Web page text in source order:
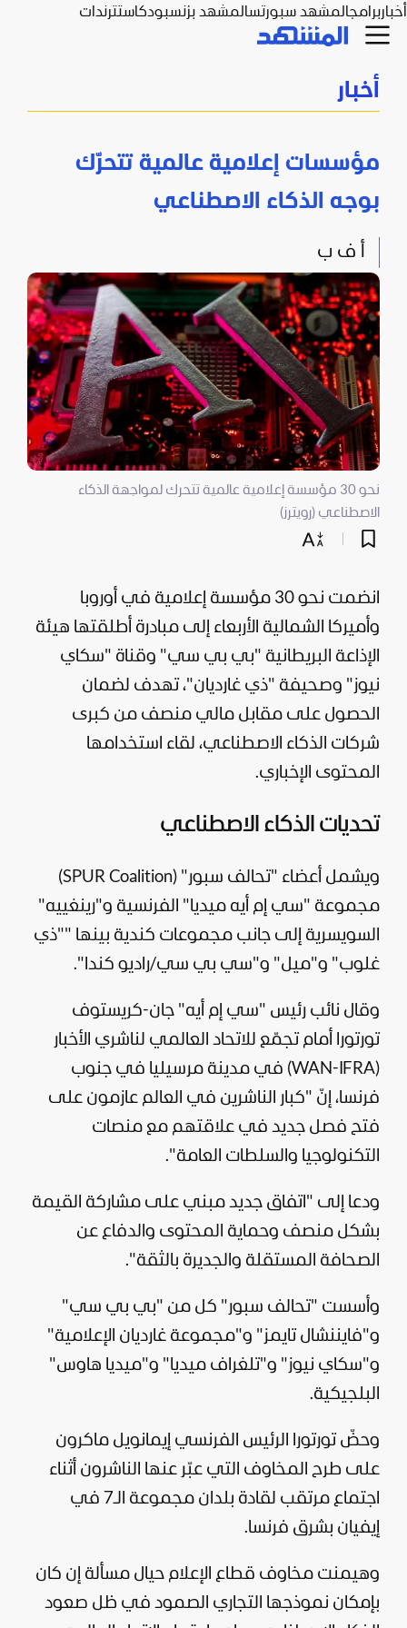
أخباربرامجالمشهد سبورتسالمشهد بزنسبودكاستترندات
أخبار
مؤسسات إعلامية عالمية تتحرّك
بوجه الذكاء الاصطناعي
أ ف ب
نحو 30 مؤسسة إعلامية عالمية تتحرك لمواجهة الذكاء
الاصطناعي (رويترز)
انضمت نحو 30 مؤسسة إعلامية في أوروبا
وأميركا الشمالية الأربعاء إلى مبادرة أطلقتها هيئة
الإذاعة البريطانية "بي بي سي" وقناة "سكاي
نيوز" وصحيفة "ذي غارديان"، تهدف لضمان
الحصول على مقابل مالي منصف من كبرى
شركات الذكاء الاصطناعي، لقاء استخدامها
المحتوى الإخباري.
تحديات الذكاء الاصطناعي
ويشمل أعضاء "تحالف سبور" (SPUR Coalition)
مجموعة "سي إم أيه ميديا" الفرنسية و"رينغييه"
السويسرية إلى جانب مجموعات كندية بينها ""ذي
غلوب" و"ميل" و"سي بي سي/راديو كندا".
وقال نائب رئيس "سي إم أيه" جان-كريستوف
تورتورا أمام تجمّع للاتحاد العالمي لناشري الأخبار
(WAN-IFRA) في مدينة مرسيليا في جنوب
فرنسا، إنّ "كبار الناشرين في العالم عازمون على
فتح فصل جديد في علاقتهم مع منصات
التكنولوجيا والسلطات العامة".
ودعا إلى "اتفاق جديد مبني على مشاركة القيمة
بشكل منصف وحماية المحتوى والدفاع عن
الصحافة المستقلة والجديرة بالثقة".
وأسست "تحالف سبور" كل من "بي بي سي"
و"فايننشال تايمز" و"مجموعة غارديان الإعلامية"
و"سكاي نيوز" و"تلغراف ميديا" و"ميديا هاوس"
البلجيكية.
وحضّ تورتورا الرئيس الفرنسي إيمانويل ماكرون
على طرح المخاوف التي عبّر عنها الناشرون أثناء
اجتماع مرتقب لقادة بلدان مجموعة الـ7 في
إيفيان بشرق فرنسا.
وهيمنت مخاوف قطاع الإعلام حيال مسألة إن كان
بإمكان نموذجها التجاري الصمود في ظل صعود